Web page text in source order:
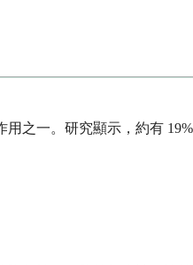
之一。研究顯示，約有